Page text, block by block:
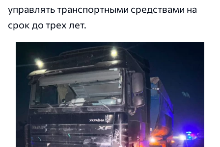
управлять транспортными средствами на
срок до трех лет.